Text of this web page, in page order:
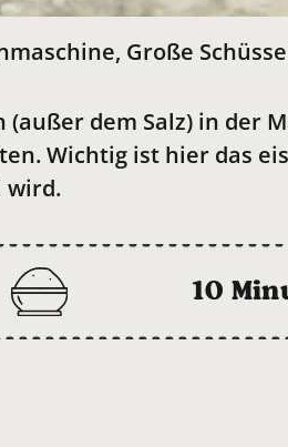
Große
(außer dem Salz) in der
Wichtig ist hier das
wird.
10